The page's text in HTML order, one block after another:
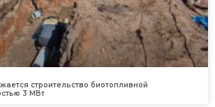
строительство биотопливной
3 МВт